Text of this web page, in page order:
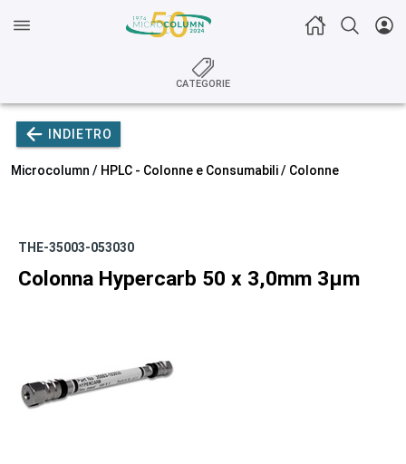
CATEGORIE
INDIETRO
Microcolumn / HPLC - Colonne e Consumabili/ Colonne
THE-35003-053030
Colonna Hypercarb 50 x 3,0mm 3µm